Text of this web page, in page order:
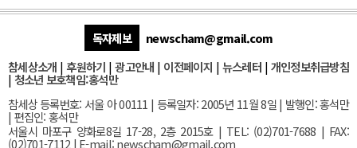
독자제보
newscham@gmail.com
참세상소개 | 후원하기 |광고안내 | 이전페이지 | 뉴스레터| 개인정보취급방침
| 청소년 보호책임:홍석만
참세상 등록번호: 서울 아 00111 | 등록일자: 2005년 11월 8일 | 발행인: 홍석만
| 편집인: 홍석만
서울시 마포구 양화로8길 17-28, 2층 2015호| TEL: (02)701-7688 | FAX:
(02)701-7112 | E-mail:newscham@gmail.com